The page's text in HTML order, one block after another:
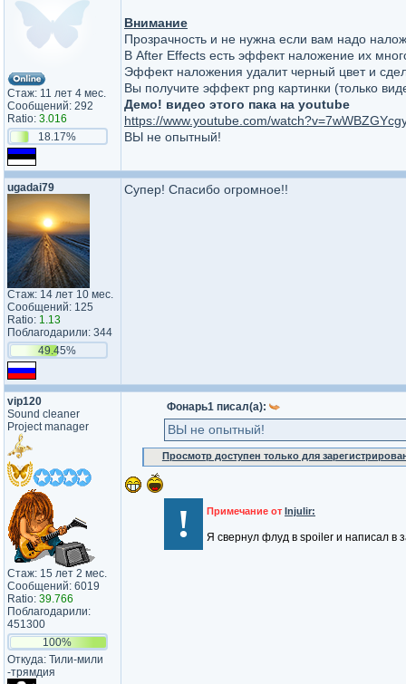
Стаж: 11 лет 4 мес.
Сообщений: 292
Ratio: 3.016
18.17%
Внимание
Прозрачность и не нужна если вам надо
В After Effects есть эффект наложение их
Эффект наложения удалит черный цвет и
Вы получите эффект png картинки (только
Демо! видео этого пака на youtube
https://www.youtube.com/
ВЫ не опытный!
ugadai79
Стаж: 14 лет 10 мес.
Сообщений: 125
Ratio: 1.13
Поблагодарили: 344
49.45%
Супер! Спасибо огромное!!
vip120
Sound cleaner
Project manager
Стаж: 15 лет 2 мес.
Сообщений: 6019
Ratio: 39.766
Поблагодарили:
451300
100%
Откуда: Тили-мили​
-трямдия​
Фонарь1 писал(а):
ВЫ не опытный!
Просмотр доступен только для
! Примечание от Injulir:
Я свернул флуд в spoiler и написал в